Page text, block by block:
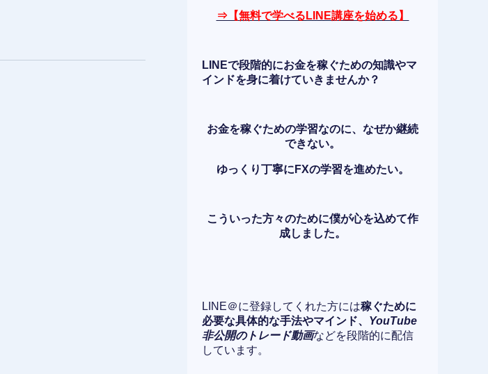
⇒【無料で学べるLINE講座を始める】
LINEで段階的にお金を稼ぐための知識やマ
インドを身に着けていきませんか？
お金を稼ぐための学習なのに、なぜか継続
できない。
ゆっくり丁寧にFXの学習を進めたい。
こういった方々のために僕が心を込めて作
成しました。
LINE＠に登録してくれた方には稼ぐために
必要な具体的な手法やマインド、 YouTube
非公開のトレード動画などを段階的に配信
しています。